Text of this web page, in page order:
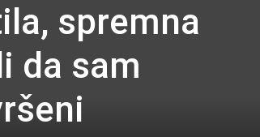
spremna
da sam